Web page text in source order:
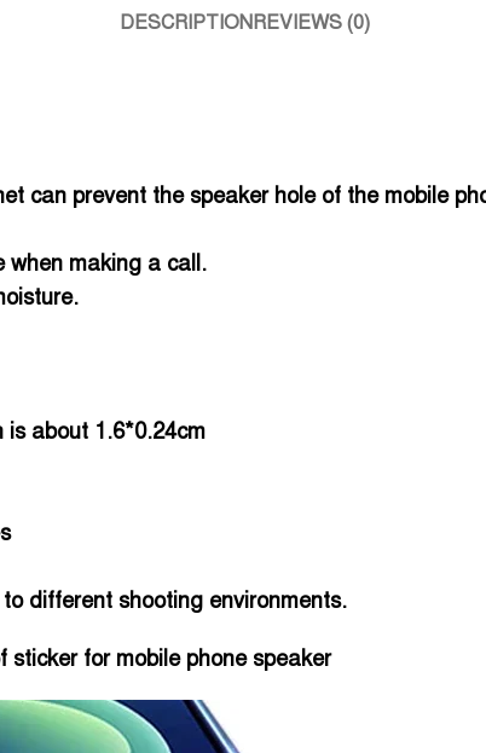
DESCRIPTIONREVIEWS (0)
can prevent the speaker hole of the mobile
when making a call.
is about 1.6*0.24cm
different shooting environments.
for mobile phone speaker